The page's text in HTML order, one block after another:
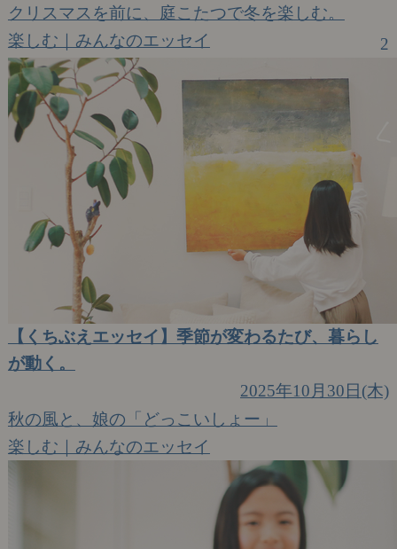
クリスマスを前に、庭こたつで冬を楽しむ。
楽しむ｜みんなのエッセイ
2
【くちぶえエッセイ】季節が変わるたび、暮らし
が動く。
2025年10月30日(木)
秋の風と、娘の「どっこいしょー」
楽しむ｜みんなのエッセイ